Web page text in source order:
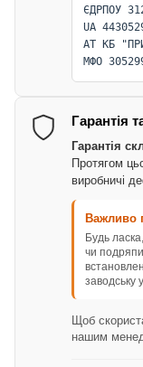
ЄДРПОУ
UA
АТ КБ
МФО
Гарантія
Гарантія
Протягом
виробничі
Важливо
Будь
чи
заводську
Щоб
нашим